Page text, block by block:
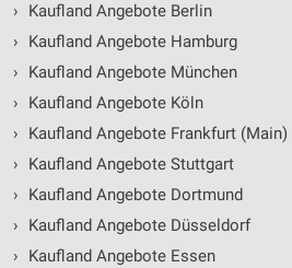
›
Kaufland Angebote Berlin
›
Kaufland Angebote Hamburg
›
Kaufland Angebote München
›
Kaufland Angebote Köln
›
Kaufland Angebote Frankfurt (Main)
›
Kaufland Angebote Stuttgart
›
Kaufland Angebote Dortmund
›
Kaufland Angebote Düsseldorf
›
Kaufland Angebote Essen